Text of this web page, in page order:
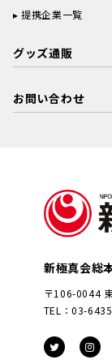
提携企業一覧
グッズ通販
お問い合わせ
新極真会総
〒106-0044
TEL：03-